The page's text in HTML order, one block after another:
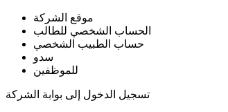
موقع الشركة
الحساب الشخصي للطالب
حساب الطبيب الشخصي
سدو
للموظفين
تسجيل الدخول إلى بوابة الشركة